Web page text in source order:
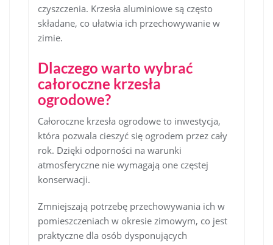
czyszczenia. Krzesła aluminiowe są często
składane, co ułatwia ich przechowywanie w
zimie.
Dlaczego warto wybrać
całoroczne krzesła
ogrodowe?
Całoroczne krzesła ogrodowe to inwestycja,
która pozwala cieszyć się ogrodem przez cały
rok. Dzięki odporności na warunki
atmosferyczne nie wymagają one częstej
konserwacji.
Zmniejszają potrzebę przechowywania ich w
pomieszczeniach w okresie zimowym, co jest
praktyczne dla osób dysponujących